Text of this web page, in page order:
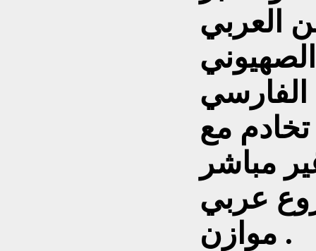
العربي
الفارسي
تخادم مع
مباشر
عربي
موازن .